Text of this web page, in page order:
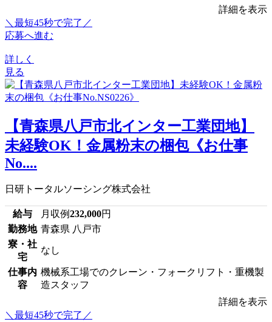
詳細を表示
＼最短45秒で完了／
応募へ進む
詳しく
見る
【青森県八戸市北インター工業団地】
未経験OK！金属粉末の梱包《お仕事
No....
日研トータルソーシング株式会社
給与 月収例232,000円
勤務地 青森県 八戸市
寮・社
宅
なし
仕事内
容
機械系工場でのクレーン・フォークリフト・重機製
造スタッフ
詳細を表示
＼最短45秒で完了／